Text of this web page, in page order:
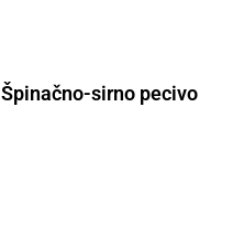
Špinačno-sirno pecivo